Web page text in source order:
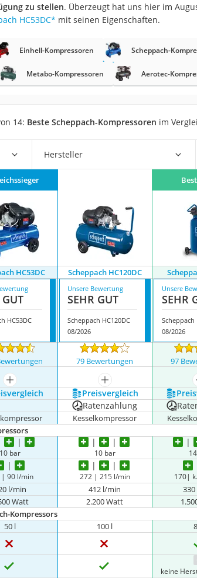
Doppelschleifer
Überwachungskamera
Benzinrasenmäher mit
Akku-Laubsauger
Löschdecke
Winterharte Palmen
Service
zu stellen. Überzeugt hat uns hier im
HC53DC* mit seinen Eigenschaften.
Einhell-Kompressoren Scheppach-
Metabo-Kompressoren Aerotec-
14: Beste Scheppach-Kompressoren im
Hersteller
HC53DC Scheppach HC120DC
HC53DC
Unsere Bewertung
SEHR GUT
Scheppach HC120DC
08/2026
Unsere
SEHR
Scheppach
08/2026
79 Bewertungen 97
mehr anzeigen mehr anzeigen
Preis­vergleich
Ratenzahlung
Kesselkompressor
10 bar 10 bar
| 90 l/min 272 | 215 l/min 170|
l/min 412 l/min
Watt 2.200 Watt
Kompressors
50 l 100 l
keine